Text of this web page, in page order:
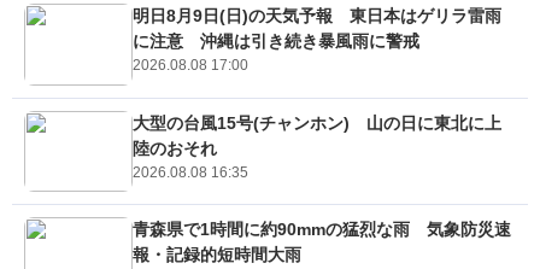
明日8月9日(日)の天気予報 東日本はゲリラ雷雨
に注意 沖縄は引き続き暴風雨に警戒
2026.08.08 17:00
大型の台風15号(チャンホン) 山の日に東北に上
陸のおそれ
2026.08.08 16:35
青森県で1時間に約90mmの猛烈な雨 気象防災速
報・記録的短時間大雨